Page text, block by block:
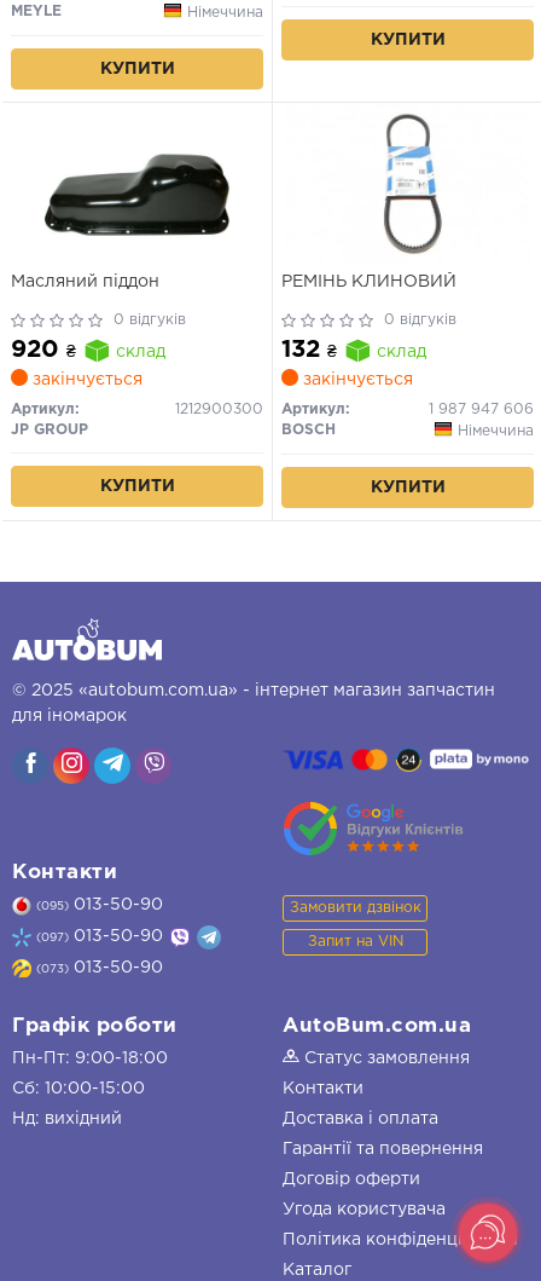
MEYLE
Німеччина
КУПИТИ
КУПИТИ
Масляний піддон
0 відгуків
920 ₴
склад
закінчується
Артикул:
1212900300
JP GROUP
КУПИТИ
РЕМІНЬ КЛИНОВИЙ
0 відгуків
132 ₴
склад
закінчується
Артикул:
1 987 947 606
BOSCH
Німеччина
КУПИТИ
© 2025 «autobum.com.ua» - інтернет магазин запчастин
для іномарок
Контакти
(095) 013-50-90
(097) 013-50-90
(073) 013-50-90
Замовити дзвінок
Запит на VIN
Графік роботи
Пн-Пт: 9:00-18:00
Сб: 10:00-15:00
Нд: вихідний
AutoBum.com.ua
Статус замовлення
Контакти
Доставка і оплата
Гарантії та повернення
Договір оферти
Угода користувача
Політика конфіденційності
Каталог